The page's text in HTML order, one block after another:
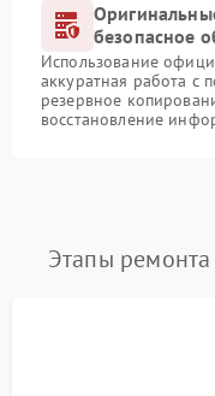
безопасное
Использование
аккуратная работа с
резервное
восстановление
Этапы